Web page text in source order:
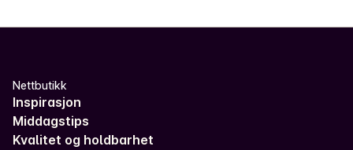
Nettbutikk
Inspirasjon
Middagstips
Kvalitet og holdbarhet